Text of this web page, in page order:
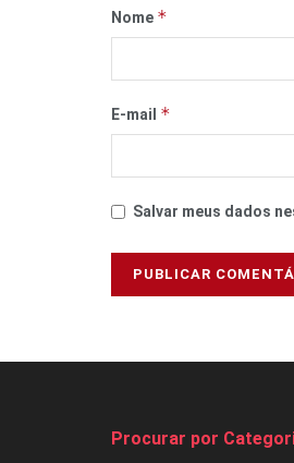
Nome *
E-mail *
Salvar meus dados
Procurar por